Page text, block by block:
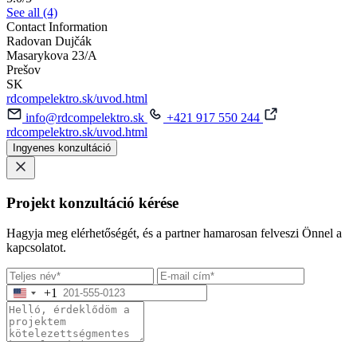
See all (4)
Contact Information
Radovan Dujčák
Masarykova 23/A
Prešov
SK
rdcompelektro.sk/uvod.html
info@rdcompelektro.sk
+421 917 550 244
rdcompelektro.sk/uvod.html
Ingyenes konzultáció
Projekt konzultáció kérése
Hagyja meg elérhetőségét, és a partner hamarosan felveszi Önnel a
kapcsolatot.
+1